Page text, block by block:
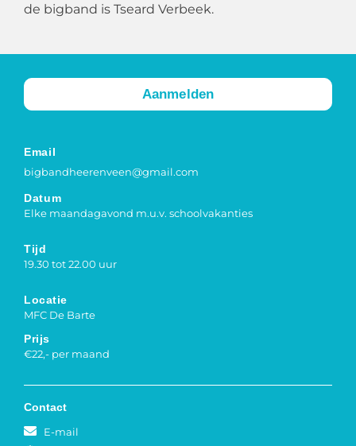
de bigband is Tseard Verbeek.
Aanmelden
Email
bigbandheerenveen@gmail.com
Datum
Elke maandagavond m.u.v. schoolvakanties
Tijd
19.30 tot 22.00 uur
Locatie
MFC De Barte
Prijs
€22,- per maand
Contact
E-mail